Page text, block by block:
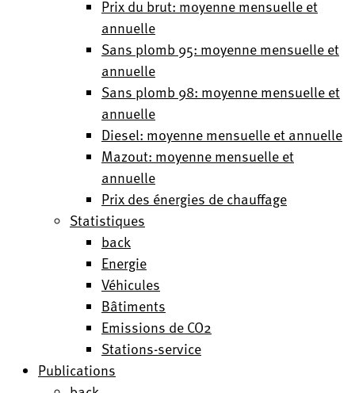
Prix du brut: moyenne mensuelle et
annuelle
Sans plomb 95: moyenne mensuelle et
annuelle
Sans plomb 98: moyenne mensuelle et
annuelle
Diesel: moyenne mensuelle et annuelle
Mazout: moyenne mensuelle et
annuelle
Prix des énergies de chauffage
Statistiques
back
Energie
Véhicules
Bâtiments
Emissions de CO2
Stations-service
Publications